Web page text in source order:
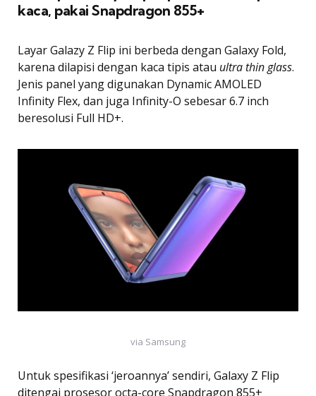
kaca, pakai Snapdragon 855+
Layar Galazy Z Flip ini berbeda dengan Galaxy Fold,
karena dilapisi dengan kaca tipis atau ultra thin glass.
Jenis panel yang digunakan Dynamic AMOLED
Infinity Flex, dan juga Infinity-O sebesar 6.7 inch
beresolusi Full HD+.
via Samsung
Untuk spesifikasi ‘jeroannya’ sendiri, Galaxy Z Flip
ditengai prosesor octa-core Snapdragon 855+